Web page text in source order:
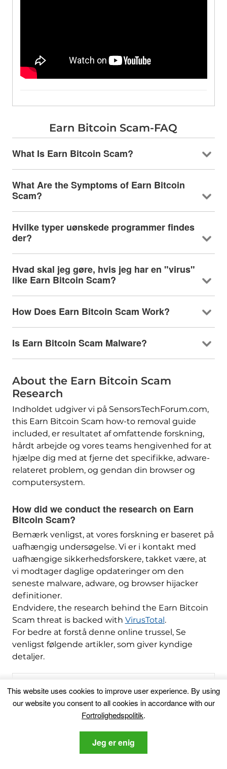
Earn Bitcoin Scam-FAQ
What Is Earn Bitcoin Scam?
What Are the Symptoms of Earn Bitcoin
Scam?
Hvilke typer uønskede programmer findes
der?
Hvad skal jeg gøre, hvis jeg har en "virus"
like Earn Bitcoin Scam?
How Does Earn Bitcoin Scam Work?
Is Earn Bitcoin Scam Malware?
About the Earn Bitcoin Scam
Research
Indholdet udgiver vi på SensorsTechForum.com,
this Earn Bitcoin Scam how-to removal guide
included, er resultatet af omfattende forskning,
hårdt arbejde og vores teams hengivenhed for at
hjælpe dig med at fjerne det specifikke, adware-
relateret problem, og gendan din browser og
computersystem.
How did we conduct the research on Earn
Bitcoin Scam?
Bemærk venligst, at vores forskning er baseret på
uafhængig undersøgelse. Vi er i kontakt med
uafhængige sikkerhedsforskere, takket være, at
vi modtager daglige opdateringer om den
seneste malware, adware, og browser hijacker
definitioner.
Endvidere, the research behind the Earn Bitcoin
Scam threat is backed with VirusTotal.
For bedre at forstå denne online trussel, Se
venligst følgende artikler, som giver kyndige
detaljer.
Martin Beltov
Martin dimitterede med en grad
i Publishing fra Sofia Universitet.
entusiast han nyder at skrive om
de nyeste trusler og mekanismer
This website uses cookies to improve user experience. By using
our website you consent to all cookies in accordance with our
Fortrolighedspolitik.
Jeg er enig